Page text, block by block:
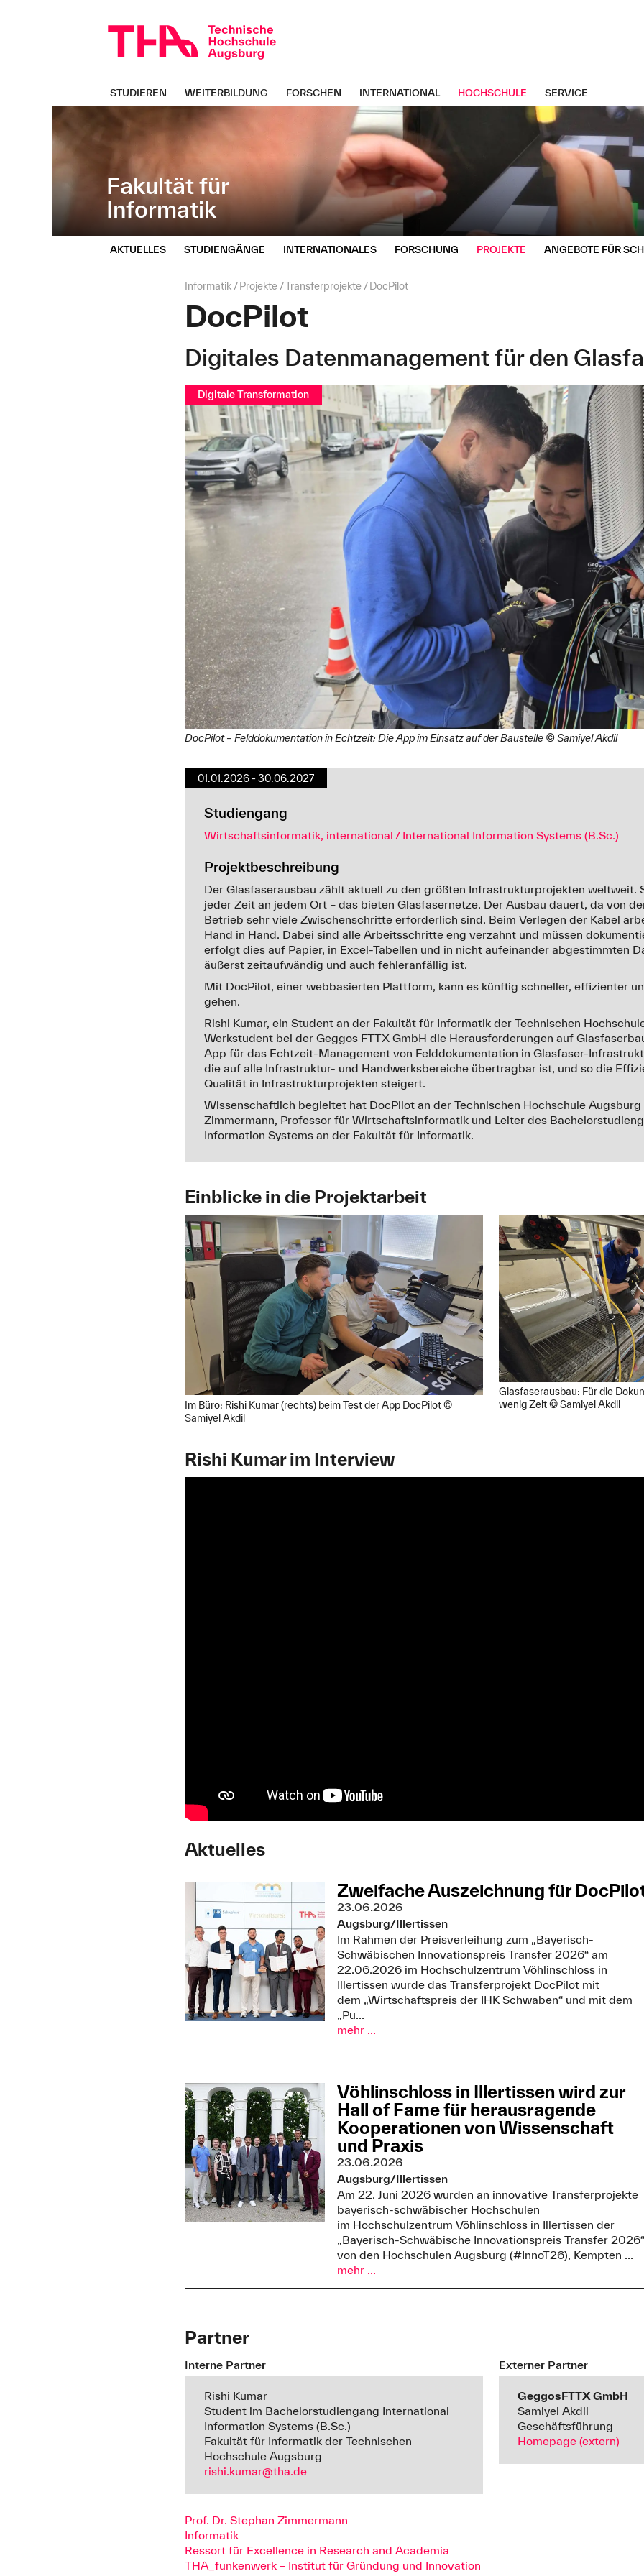
überspringen
Fakultät für
Informatik
STUDIEREN WEITERBILDUNG FORSCHEN INTERNATIONAL HOCHSCHULE SERVICE
AKTUELLES STUDIENGÄNGE INTERNATIONALES FORSCHUNG PROJEKTE ANGEBOTE FÜR
Seitenpfad:
Informatik Projekte Transferprojekte DocPilot
DocPilot
Digitales Datenmanagement für den
Digitale Transformation
DocPilot – Felddokumentation in Echtzeit: Die App im Einsatz auf der Baustelle © Samiyel Akdil
01.01.2026 - 30.06.2027
Studiengang
Wirtschaftsinformatik, international / International Information Systems (B.Sc.)
Projektbeschreibung
Der Glasfaserausbau zählt aktuell zu den größten Infrastrukturprojekten weltweit.
jeder Zeit an jedem Ort – das bieten Glasfasernetze. Der Ausbau dauert, da von
Betrieb sehr viele Zwischenschritte erforderlich sind. Beim Verlegen der Kabel
Hand in Hand. Dabei sind alle Arbeitsschritte eng verzahnt und müssen
erfolgt dies auf Papier, in Excel-Tabellen und in nicht aufeinander abgestimmten
äußerst zeitaufwändig und auch fehleranfällig ist.
Mit DocPilot, einer webbasierten Plattform, kann es künftig schneller, effizienter
gehen.
Rishi Kumar, ein Student an der Fakultät für Informatik der Technischen
Werkstudent bei der Geggos FTTX GmbH die Herausforderungen auf
App für das Echtzeit-Management von Felddokumentation in Glasfaser-
die auf alle Infrastruktur- und Handwerksbereiche übertragbar ist, und so die
Qualität in Infrastrukturprojekten steigert.
Wissenschaftlich begleitet hat DocPilot an der Technischen Hochschule Augsburg
Zimmermann, Professor für Wirtschaftsinformatik und Leiter des
Information Systems an der Fakultät für Informatik.
Einblicke in die Projektarbeit
Im Büro: Rishi Kumar (rechts) beim Test der App DocPilot ©
Samiyel Akdil
Glasfaserausbau: Für die
wenig Zeit © Samiyel Akdil
Rishi Kumar im Interview
Aktuelles
Zweifache Auszeichnung für
23.06.2026
Augsburg/Illertissen
Im Rahmen der Preisverleihung zum „Bayerisch-
Schwäbischen Innovationspreis Transfer 2026“ am
22.06.2026 im Hochschulzentrum Vöhlinschloss in
Illertissen wurde das Transferprojekt DocPilot mit
dem „Wirtschaftspreis der IHK Schwaben“ und mit dem
„Pu...
mehr ...
Vöhlinschloss in Illertissen wird zur
Hall of Fame für herausragende
Kooperationen von Wissenschaft
und Praxis
23.06.2026
Augsburg/Illertissen
Am 22. Juni 2026 wurden an innovative Transferprojekte
bayerisch-schwäbischer Hochschulen
im Hochschulzentrum Vöhlinschloss in Illertissen der
„Bayerisch-Schwäbische Innovationspreis Transfer
von den Hochschulen Augsburg (#InnoT26), Kempten ...
mehr ...
Partner
Interne Partner
Rishi Kumar
Student im Bachelorstudiengang International
Information Systems (B.Sc.)
Fakultät für Informatik der Technischen
Hochschule Augsburg
rishi.kumar@tha.de
Prof. Dr. Stephan Zimmermann
Informatik
Ressort für Excellence in Research and Academia
THA_funkenwerk – Institut für Gründung und Innovation
Externer Partner
GeggosFTTX GmbH
Samiyel Akdil
Geschäftsführung
Homepage (extern)